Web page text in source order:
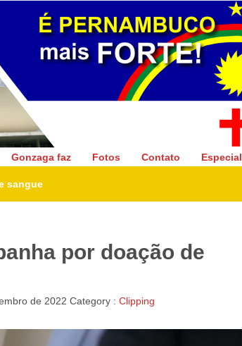
Patriota
Gonzaga faz Fotos Contato Especial
sangue
por doação de
de 2022 Category : Clipping